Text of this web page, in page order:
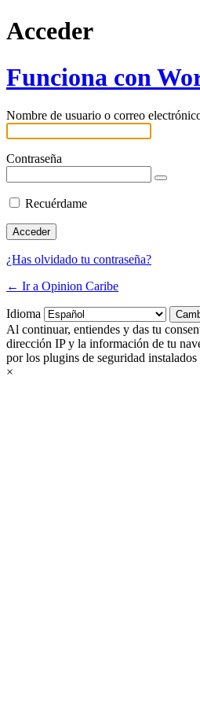
Acceder
Funciona con
Nombre de usuario o correo
Contraseña
Recuérdame
¿Has olvidado tu contraseña?
← Ir a Opinion Caribe
Idioma
Al continuar, entiendes y das tu
dirección IP y la información de tu
por los plugins de seguridad instalados
×